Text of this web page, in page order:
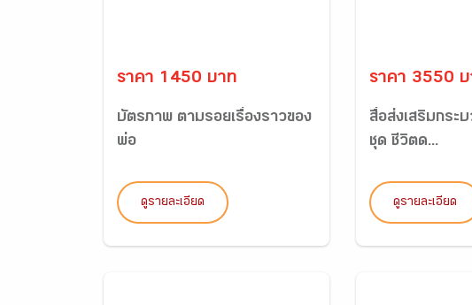
ราคา 1450 บาท
บัตรภาพ ตามรอยเรื่องราวของ
พ่อ
ดูรายละเอียด
ราคา 3550 บ
สื่อส่งเสริมกระ
ชุด ชีวิตด...
ดูรายละเอียด